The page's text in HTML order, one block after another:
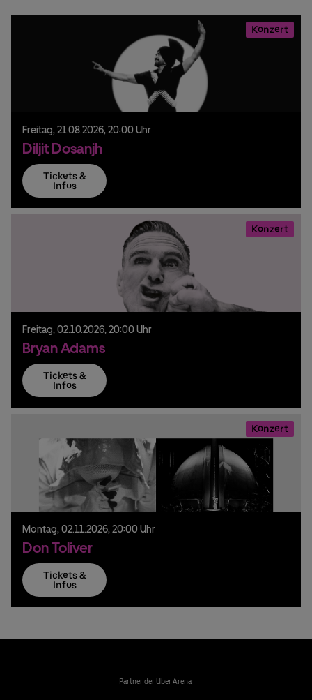
Konzert
Freitag, 21.08.2026, 20:00 Uhr
Diljit Dosanjh
Tickets &
Infos
Konzert
Freitag, 02.10.2026, 20:00 Uhr
Bryan Adams
Tickets &
Infos
Konzert
Montag, 02.11.2026, 20:00 Uhr
Don Toliver
Tickets &
Infos
Partner der Uber Arena: